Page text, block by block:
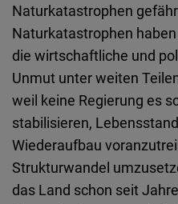
Naturkatastrophen
Naturkatastrophen
die wirtschaftliche und
Unmut unter weiten
weil keine Regierung es
stabilisieren,
Wiederaufbau
Strukturwandel
das Land schon seit